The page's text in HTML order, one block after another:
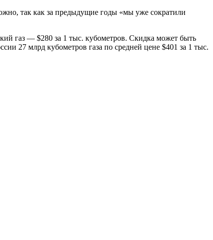
так как за предыдущие годы «мы уже сократили
газ — $280 за 1 тыс. кубометров. Скидка может быть
27 млрд кубометров газа по средней цене $401 за 1 тыс.